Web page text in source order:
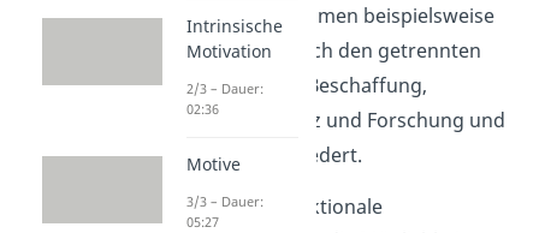
wird das Unternehmen beispielsweise
auf Ebene zwei nach den getrennten
Aufgabenfeldern Beschaffung,
Produktion, Absatz und Forschung und
Entwicklung gegliedert.
So fördert die funktionale
Intrinsische
Motivation
2/3 – Dauer:
02:36
Motive
3/3 – Dauer:
05:27